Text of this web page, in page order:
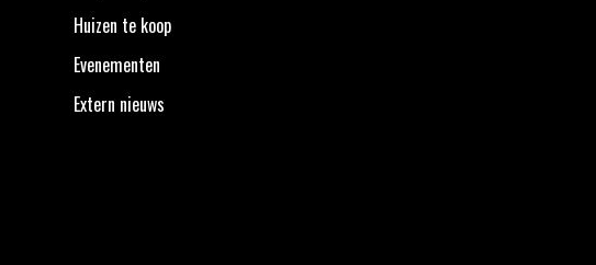
Huizen te koop
Evenementen
Extern nieuws